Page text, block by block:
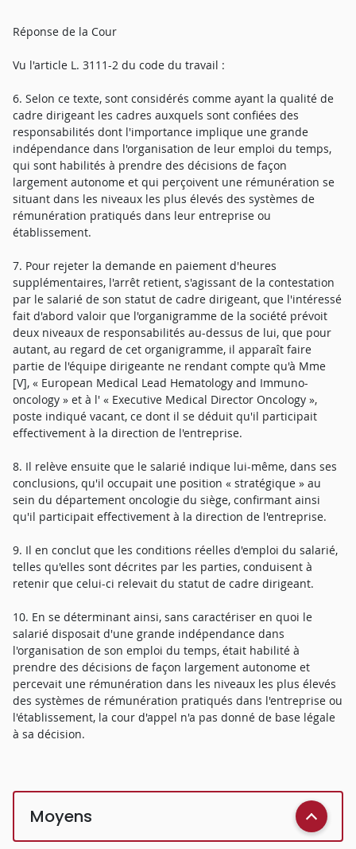
Réponse de la Cour
Vu l'article L. 3111-2 du code du travail :
6. Selon ce texte, sont considérés comme ayant la qualité de
cadre dirigeant les cadres auxquels sont confiées des
responsabilités dont l'importance implique une grande
indépendance dans l'organisation de leur emploi du temps,
qui sont habilités à prendre des décisions de façon
largement autonome et qui perçoivent une rémunération se
situant dans les niveaux les plus élevés des systèmes de
rémunération pratiqués dans leur entreprise ou
établissement.
7. Pour rejeter la demande en paiement d'heures
supplémentaires, l'arrêt retient, s'agissant de la contestation
par le salarié de son statut de cadre dirigeant, que l'intéressé
fait d'abord valoir que l'organigramme de la société prévoit
deux niveaux de responsabilités au-dessus de lui, que pour
autant, au regard de cet organigramme, il apparaît faire
partie de l'équipe dirigeante ne rendant compte qu'à Mme
[V], « European Medical Lead Hematology and Immuno-
oncology » et à l' « Executive Medical Director Oncology »,
poste indiqué vacant, ce dont il se déduit qu'il participait
effectivement à la direction de l'entreprise.
8. Il relève ensuite que le salarié indique lui-même, dans ses
conclusions, qu'il occupait une position « stratégique » au
sein du département oncologie du siège, confirmant ainsi
qu'il participait effectivement à la direction de l'entreprise.
9. Il en conclut que les conditions réelles d'emploi du salarié,
telles qu'elles sont décrites par les parties, conduisent à
retenir que celui-ci relevait du statut de cadre dirigeant.
10. En se déterminant ainsi, sans caractériser en quoi le
salarié disposait d'une grande indépendance dans
l'organisation de son emploi du temps, était habilité à
prendre des décisions de façon largement autonome et
percevait une rémunération dans les niveaux les plus élevés
des systèmes de rémunération pratiqués dans l'entreprise ou
l'établissement, la cour d'appel n'a pas donné de base légale
à sa décision.
Moyens